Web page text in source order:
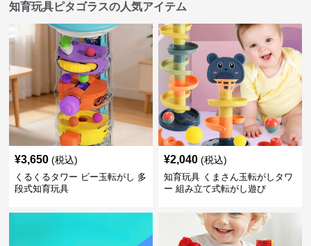
知育玩具ピタゴラスの人気アイテム
¥3,650 (税込)
くるくるタワー ビー玉転がし 多
段式知育玩具
¥2,040 (税込)
知育玩具 くまさん玉転がしタワ
ー 組み立て式転がし遊び